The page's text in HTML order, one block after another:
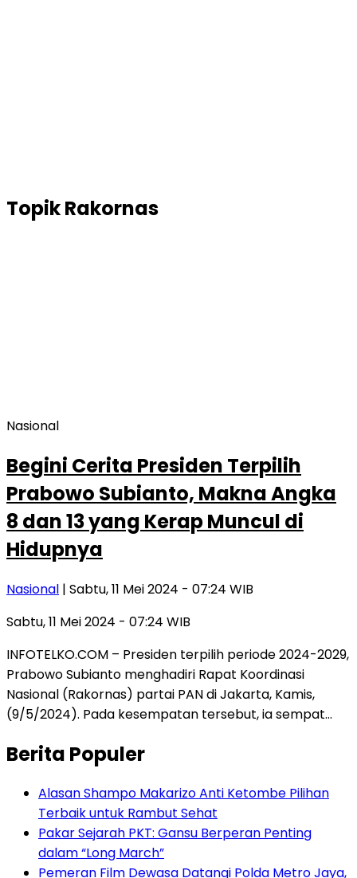
TopikRakornas
Nasional
Begini Cerita Presiden Terpilih
Prabowo Subianto, Makna Angka
8 dan 13 yang Kerap Muncul di
Hidupnya
Nasional | Sabtu, 11 Mei 2024 - 07:24 WIB
Sabtu, 11 Mei 2024 - 07:24 WIB
INFOTELKO.COM – Presiden terpilih periode 2024-2029,
Prabowo Subianto menghadiri Rapat Koordinasi
Nasional (Rakornas) partai PAN di Jakarta, Kamis,
(9/5/2024). Pada kesempatan tersebut, ia sempat…
Berita Populer
Alasan Shampo Makarizo Anti Ketombe Pilihan
Terbaik untuk Rambut Sehat
Pakar Sejarah PKT: Gansu Berperan Penting
dalam “Long March”
Pemeran Film Dewasa Datangi Polda Metro Jaya,